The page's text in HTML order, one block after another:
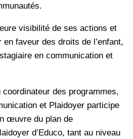
visibilité de ses actions et
faveur des droits de l’enfant,
en communication et
coordinateur des programmes,
et Plaidoyer participe
œuvre du plan de
d’Educo, tant au niveau